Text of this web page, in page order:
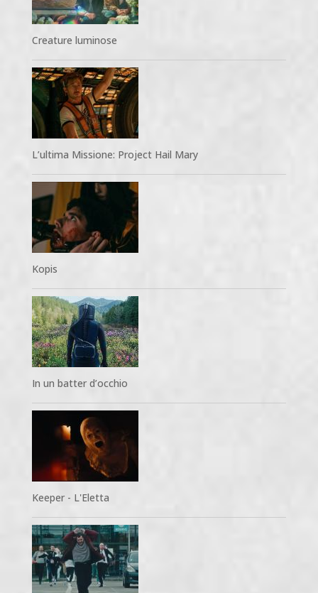
Creature luminose
L’ultima Missione: Project Hail Mary
Kopis
In un batter d’occhio
Keeper - L'Eletta